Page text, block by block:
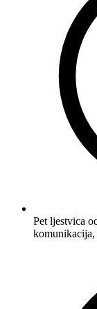
Pet ljestvica
komunikacija,